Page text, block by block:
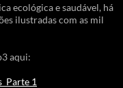
ecológica e saudável, há
ilustradas com as mil
aqui:
1